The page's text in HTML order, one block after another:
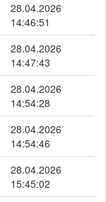
28.04.2026
14:46:51
28.04.2026
14:47:43
28.04.2026
14:54:28
28.04.2026
14:54:46
28.04.2026
15:45:02